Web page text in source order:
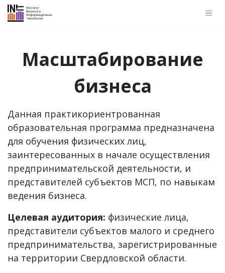
Масштабирование
бизнеса
Данная практикориентрованная
образовательная программа предназначена
для обучения физических лиц,
заинтересованных в начале осуществления
предпринимательской деятельности, и
представителей субъектов МСП, по навыкам
ведения бизнеса.
Целевая аудитория: физические лица,
представители субъектов малого и среднего
предпринимательства, зарегистрированные
на территории Свердловской области.